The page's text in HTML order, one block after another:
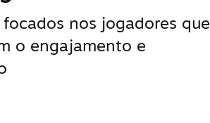
focados nos jogadores que
o engajamento e